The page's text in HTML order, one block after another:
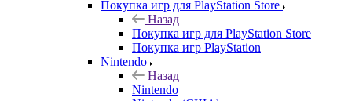
Покупка игр для PlayStation Store
Назад
Покупка игр для PlayStation Store
Покупка игр PlayStation
Nintendo
Назад
Nintendo